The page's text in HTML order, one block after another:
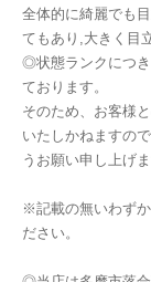
全体的に綺麗でも
てもあり,大きく目
◎状態ランクにつ
ております。
そのため、お客様
いたしかねますの
うお願い申し上げま
※記載の無いわず
ださい。